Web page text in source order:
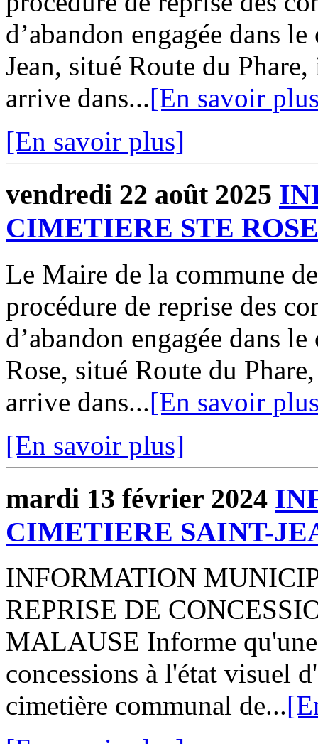
d’abandon engagée dans
Jean, situé Route du
arrive dans...[En savoir
[En savoir plus]
vendredi 22 août 2025
CIMETIERE STE ROSE
Le Maire de la commune
procédure de reprise des
d’abandon engagée dans
Rose, situé Route du
arrive dans...[En savoir
[En savoir plus]
mardi 13 février 2024
CIMETIERE SAINT-
INFORMATION
REPRISE DE
MALAUSE Informe qu'une
concessions à l'état visuel
cimetière communal de...